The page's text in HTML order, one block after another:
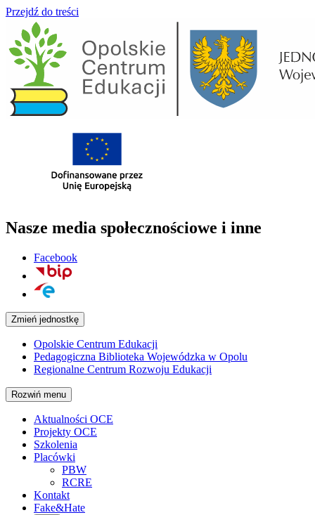
Przejdź do treści
Main
Navigation
Nasze media społecznościowe i inne
Facebook
Zmień jednostkę
Opolskie Centrum Edukacji
Pedagogiczna Biblioteka Wojewódzka w Opolu
Regionalne Centrum Rozwoju Edukacji
Rozwiń menu
Aktualności OCE
Projekty OCE
Szkolenia
Placówki
PBW
RCRE
Kontakt
Fake&Hate